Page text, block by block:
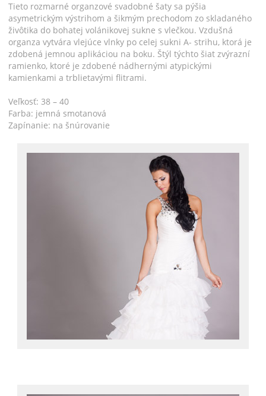
Tieto rozmarné organzové svadobné šaty sa pýšia
asymetrickým výstrihom a šikmým prechodom zo skladaného
živôtika do bohatej volánikovej sukne s vlečkou. Vzdušná
organza vytvára vlejúce vlnky po celej sukni A- strihu, ktorá je
zdobená jemnou aplikáciou na boku. Štýl týchto šiat zvýrazní
ramienko, ktoré je zdobené nádhernými atypickými
kamienkami a trblietavými flitrami.
Veľkosť: 38 – 40
Farba: jemná smotanová
Zapínanie: na šnúrovanie